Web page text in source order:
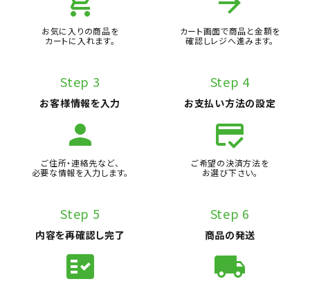
お気に入りの商品を
カートに入れます。
カート画面で商品と金額を
確認しレジへ進みます。
Step 3
お客様情報を入力
person
ご住所・連絡先など、
必要な情報を入力します。
Step 4
お支払い方法の設定
credit_score
ご希望の決済方法を
お選び下さい。
Step 5
内容を再確認し完了
fact_check
Step 6
商品の発送
local_shipping